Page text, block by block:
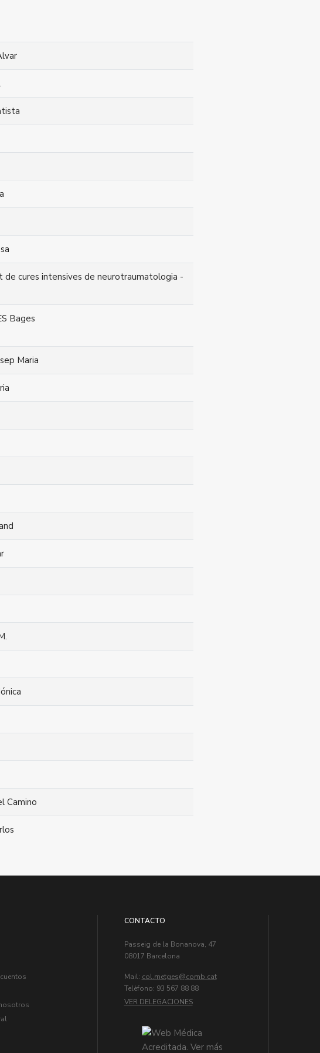
de cures intensives de neurotraumatologia -
Bages
Maria
Camino
CONTACTO
Passeig de la Bonanova, 47
08017 Barcelona
Mail: col.metges
Telèfono: 93 567 88 88
VER DELEGACIONES